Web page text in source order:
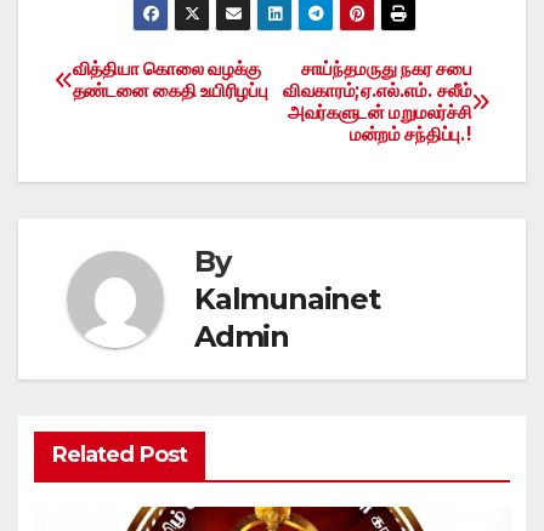
Post
சாய்ந்தமருது நகர சபை
விவகாரம்;ஏ.எல்.எம். சலீம்
அவர்களுடன் மறுமலர்ச்சி
மன்றம் சந்திப்பு.!
வித்தியா கொலை வழக்கு
தண்டனை கைதி உயிரிழப்பு
By
Kalmunainet
Admin
Related Post